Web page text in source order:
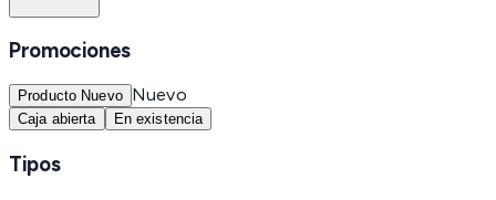
Promociones
Producto Nuevo Nuevo
Caja abierta En existencia
Tipos